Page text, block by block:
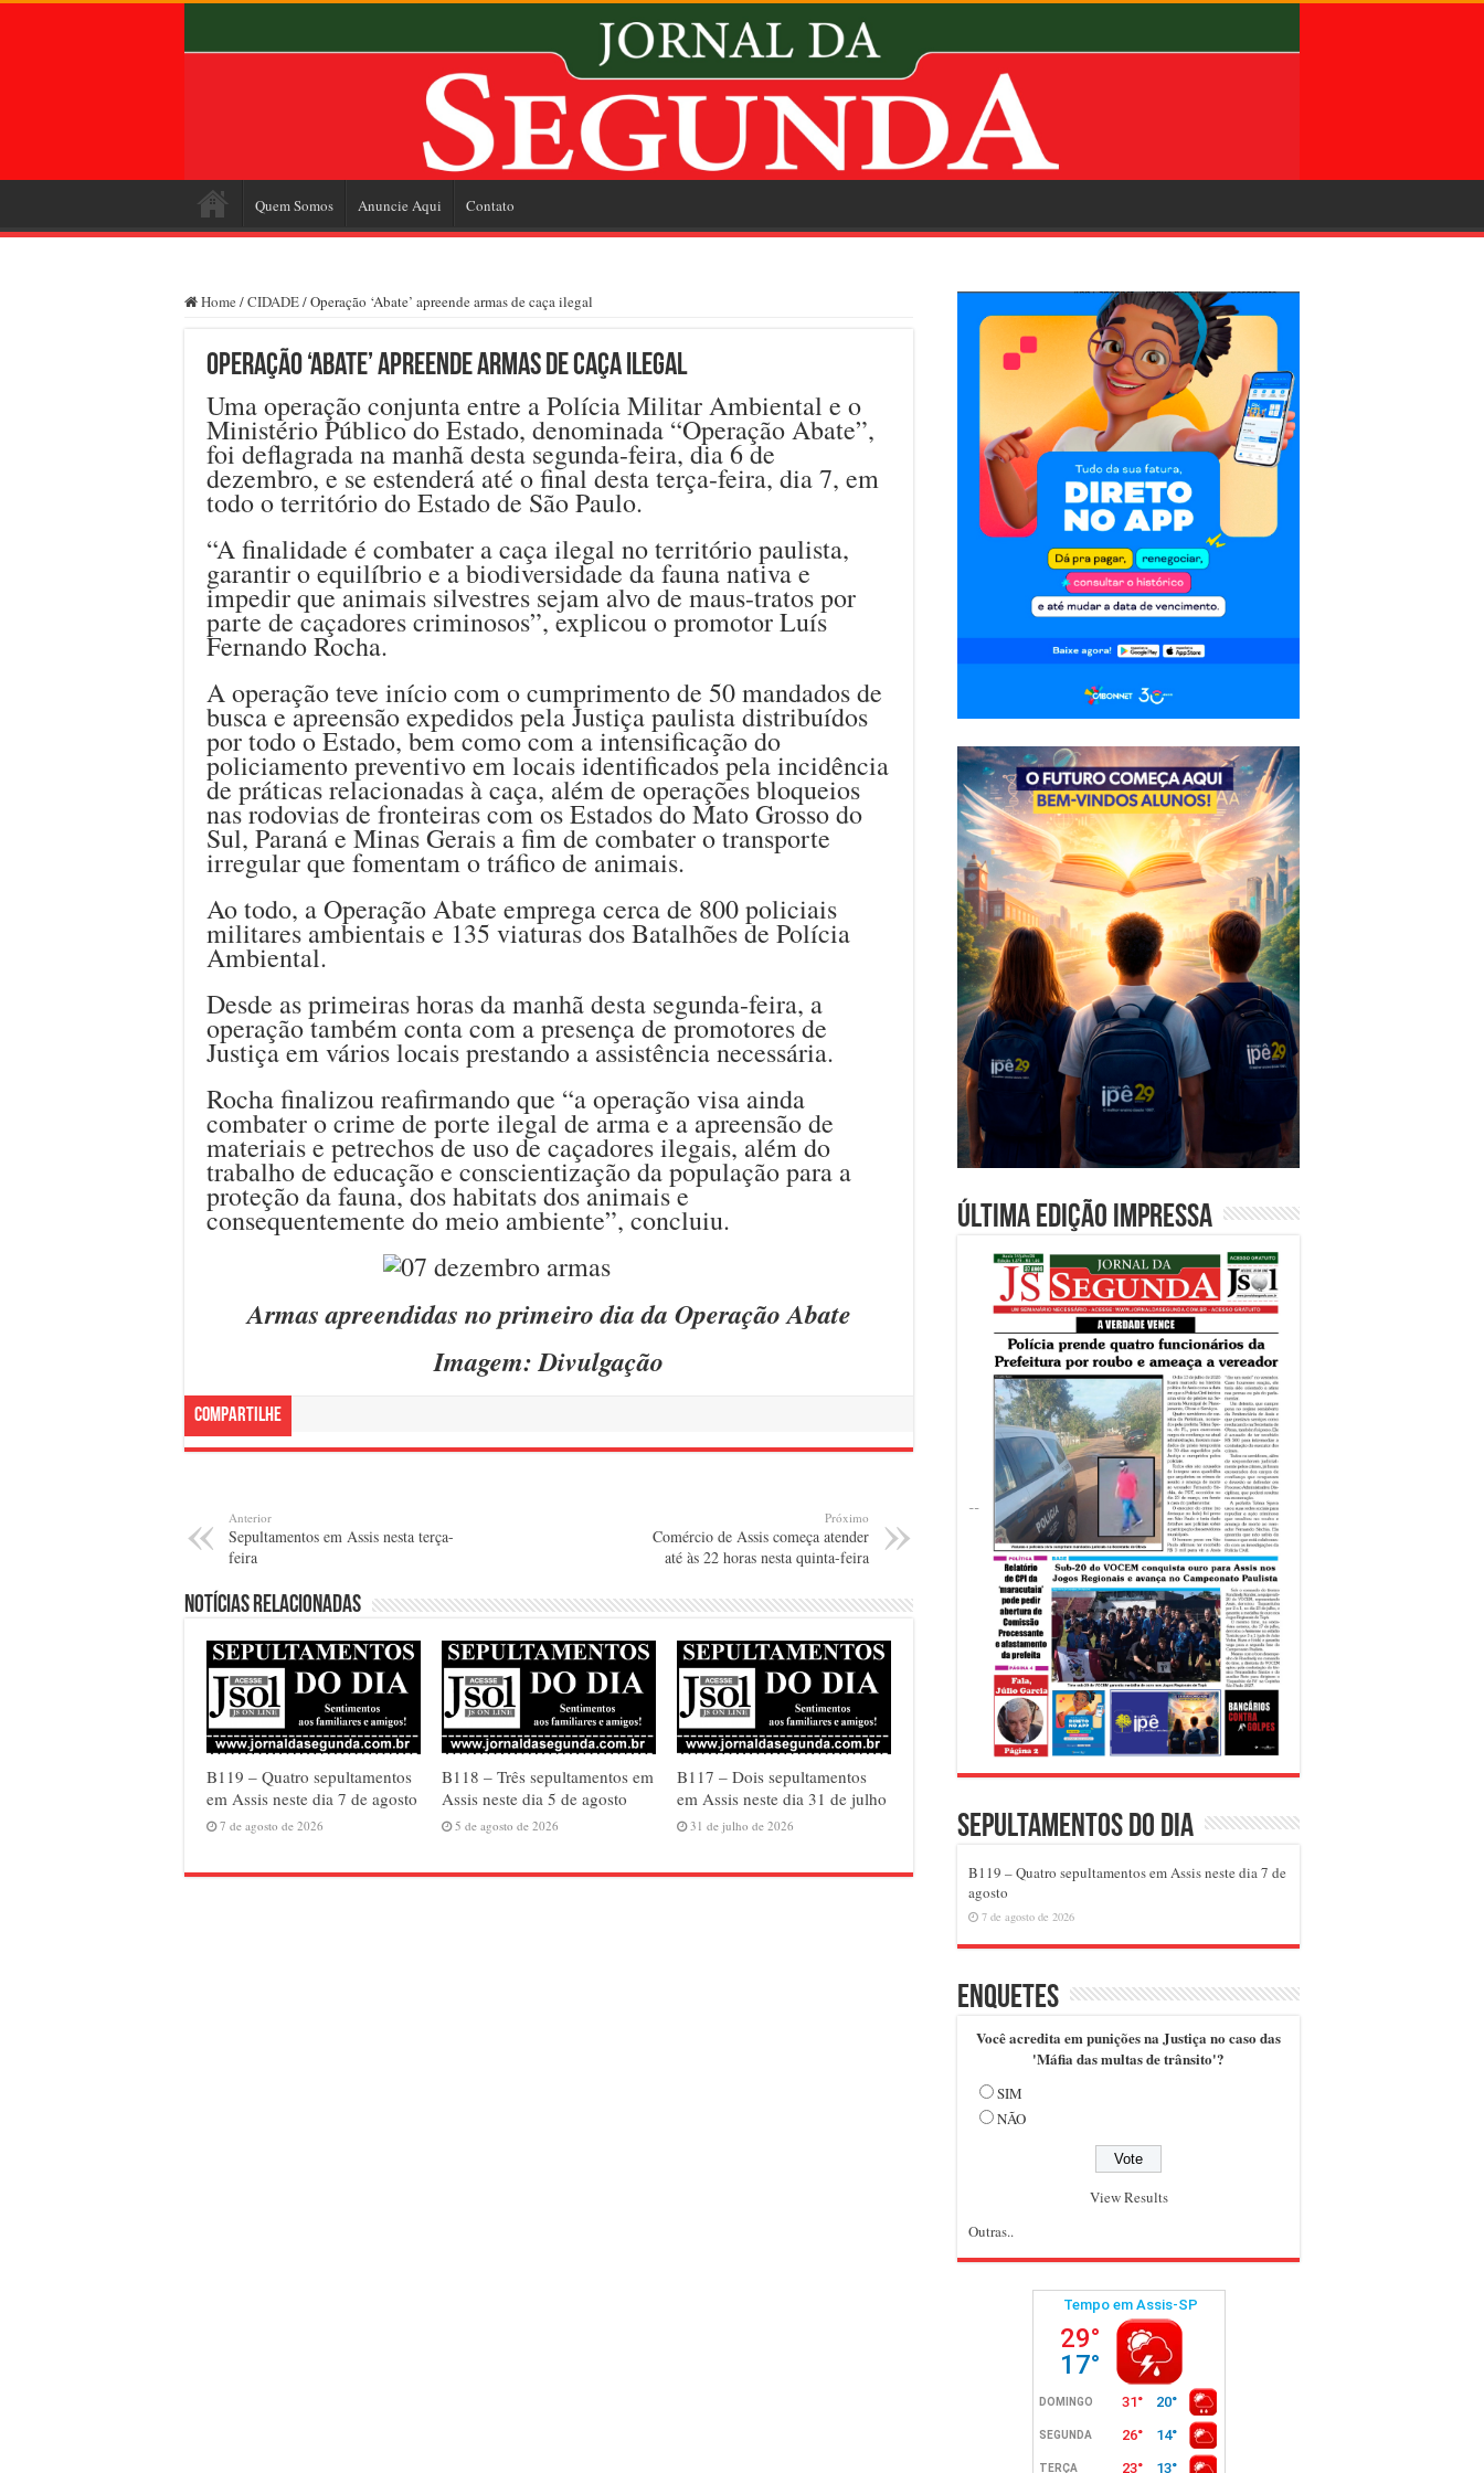
Quem Somos Anuncie Aqui Contato
Home /CIDADE/Operação ‘Abate’ apreende armas de caça ilegal
Operação ‘Abate’ apreende armas de caça ilegal
Uma operação conjunta entre a Polícia Militar Ambiental e o
Ministério Público do Estado, denominada “Operação Abate”,
foi deflagrada na manhã desta segunda-feira, dia 6 de
dezembro, e se estenderá até o final desta terça-feira, dia 7, em
todo o território do Estado de São Paulo.
“A finalidade é combater a caça ilegal no território paulista,
garantir o equilíbrio e a biodiversidade da fauna nativa e
impedir que animais silvestres sejam alvo de maus-tratos por
parte de caçadores criminosos”, explicou o promotor Luís
Fernando Rocha.
A operação teve início com o cumprimento de 50 mandados de
busca e apreensão expedidos pela Justiça paulista distribuídos
por todo o Estado, bem como com a intensificação do
policiamento preventivo em locais identificados pela incidência
de práticas relacionadas à caça, além de operações bloqueios
nas rodovias de fronteiras com os Estados do Mato Grosso do
Sul, Paraná e Minas Gerais a fim de combater o transporte
irregular que fomentam o tráfico de animais.
Ao todo, a Operação Abate emprega cerca de 800 policiais
militares ambientais e 135 viaturas dos Batalhões de Polícia
Ambiental.
Desde as primeiras horas da manhã desta segunda-feira, a
operação também conta com a presença de promotores de
Justiça em vários locais prestando a assistência necessária.
Rocha finalizou reafirmando que “a operação visa ainda
combater o crime de porte ilegal de arma e a apreensão de
materiais e petrechos de uso de caçadores ilegais, além do
trabalho de educação e conscientização da população para a
proteção da fauna, dos habitats dos animais e
consequentemente do meio ambiente”, concluiu.
Armas apreendidas no primeiro dia da Operação Abate
Imagem: Divulgação
Compartilhe
Anterior
Sepultamentos em Assis nesta terça-
feira
Próximo
Comércio de Assis começa atender
até às 22 horas nesta quinta-feira
Notícias relacionadas
B119 – Quatro sepultamentos
em Assis neste dia 7 de agosto
7 de agosto de 2026
B118 – Três sepultamentos em
Assis neste dia 5 de agosto
5 de agosto de 2026
B117 – Dois sepultamentos
em Assis neste dia 31 de julho
31 de julho de 2026
Última edição impressa
Sepultamentos do dia
B119 – Quatro sepultamentos em Assis neste dia 7 de
agosto
7 de agosto de 2026
Enquetes
Você acredita em punições na Justiça no caso das
'Máfia das multas de trânsito'?
SIM
NÃO
View Results
Outras..